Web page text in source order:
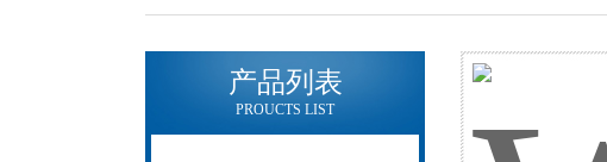
产品列表
PROUCTS LIST